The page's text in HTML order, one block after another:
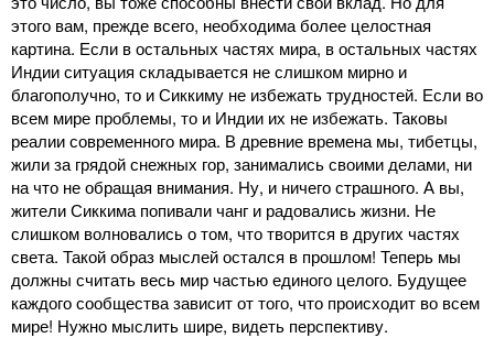
этого вам, прежде всего, необходима более целостная
картина. Если в остальных частях мира, в остальных частях
Индии ситуация складывается не слишком мирно и
благополучно, то и Сиккиму не избежать трудностей. Если во
всем мире проблемы, то и Индии их не избежать. Таковы
реалии современного мира. В древние времена мы, тибетцы,
жили за грядой снежных гор, занимались своими делами, ни
на что не обращая внимания. Ну, и ничего страшного. А вы,
жители Сиккима попивали чанг и радовались жизни. Не
слишком волновались о том, что творится в других частях
света. Такой образ мыслей остался в прошлом! Теперь мы
должны считать весь мир частью единого целого. Будущее
каждого сообщества зависит от того, что происходит во всем
мире! Нужно мыслить шире, видеть перспективу.